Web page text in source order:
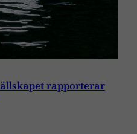
rapporterar